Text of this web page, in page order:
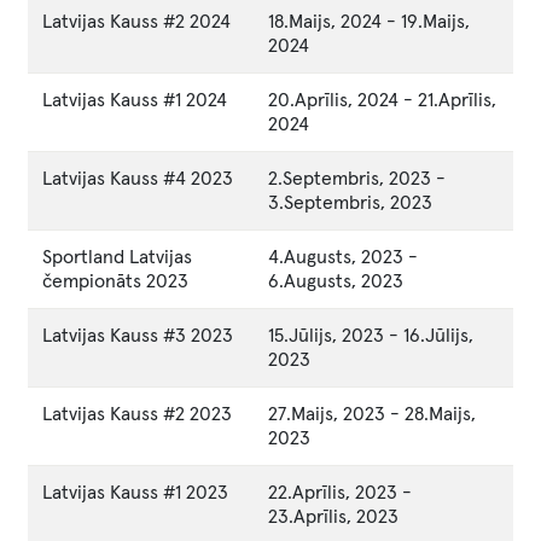
Latvijas Kauss #2 2024 18.Maijs, 2024 - 19.Maijs,
2024
Latvijas Kauss #1 2024 20.Aprīlis, 2024 - 21.Aprīlis,
2024
Latvijas Kauss #4 2023 2.Septembris, 2023 -
3.Septembris, 2023
Sportland Latvijas
čempionāts 2023
4.Augusts, 2023 -
6.Augusts, 2023
Latvijas Kauss #3 2023 15.Jūlijs, 2023 - 16.Jūlijs,
2023
Latvijas Kauss #2 2023 27.Maijs, 2023 - 28.Maijs,
2023
Latvijas Kauss #1 2023 22.Aprīlis, 2023 -
23.Aprīlis, 2023